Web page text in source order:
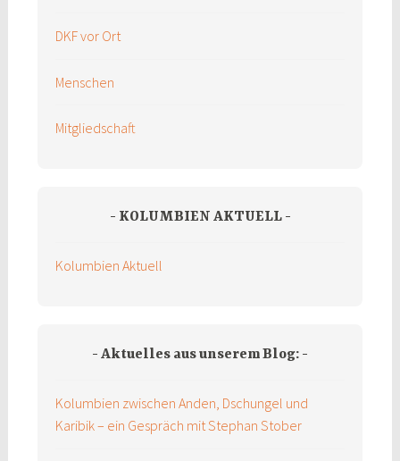
DKF vor Ort
Menschen
Mitgliedschaft
KOLUMBIEN AKTUELL
Kolumbien Aktuell
Aktuelles aus unserem Blog:
Kolumbien zwischen Anden, Dschungel und
Karibik – ein Gespräch mit Stephan Stober